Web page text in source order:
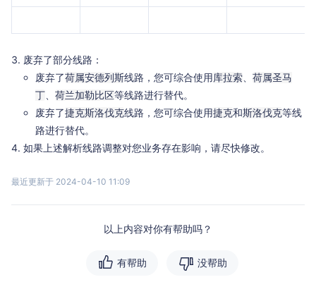
废弃了部分线路：
废弃了荷属安德列斯线路，您可综合使用库拉索
荷属圣马
丁
荷兰加勒比区等线路进行替代。
废弃了捷克斯洛伐克线路，您可综合使用捷克和斯洛伐克等线
路进行替代。
如果上述解析线路调整对您业务存在影响，请尽快修改。
最近更新于 2024-04-10 11:09
以上内容对你有帮助吗？
有帮助 没帮助